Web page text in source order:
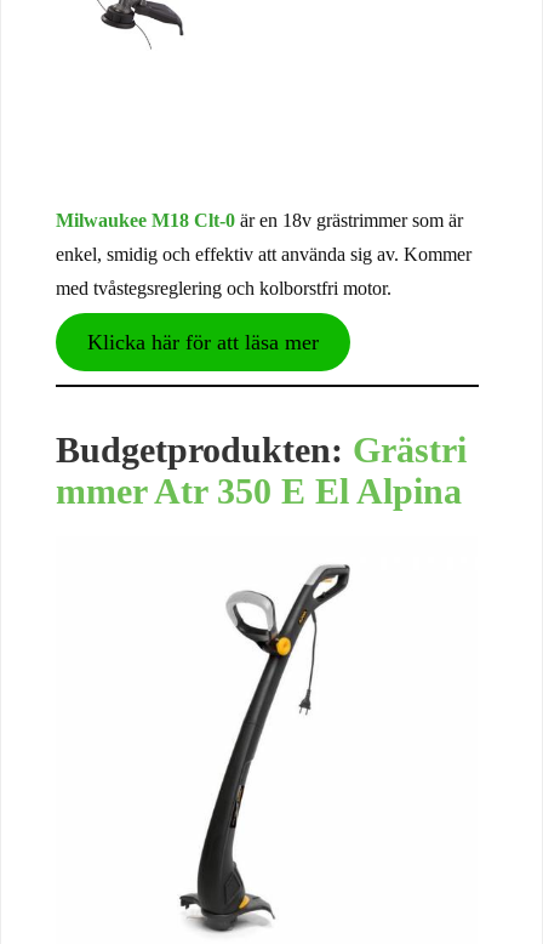
Milwaukee M18 Clt-0 är en 18v grästrimmer som är
enkel, smidig och effektiv att använda sig av. Kommer
med tvåstegsreglering och kolborstfri motor.
Klicka här för att läsa mer
Budgetprodukten: Grästri
mmer Atr 350 E El Alpina